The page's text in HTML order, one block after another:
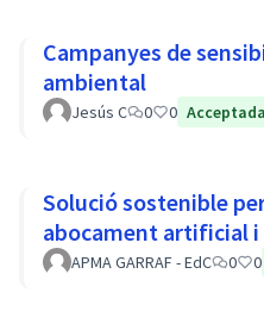
Campanyes de
ambiental
Jesús C 0 0 Acceptada
Solució sostenible
abocament artificial i
APMA GARRAF - EdC 0 0